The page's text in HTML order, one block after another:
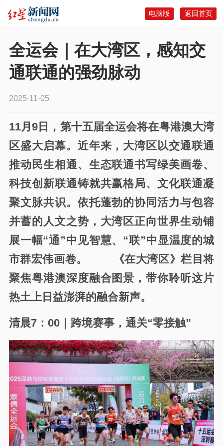
返回首页
电脑版
全运会｜在大湾区，感知交
通联通的强劲脉动
2025-11-05
11月9日，第十五届全运会将在粤港澳大湾
区盛大启幕。近年来，大湾区以交通联通
推动民生相通、生态联通书写绿美画卷、
科技创新联通铸就共赢格局、文化联通凝
聚文脉共识。依托蓬勃的协同活力与包容
并蓄的人文之势，大湾区正向世界生动铺
展一幅“通”中见智慧、“联”中显温度的城
市群宏伟画卷。
《在大湾区》栏目将
聚焦粤港澳深度融合图景，带你聆听这片
热土上日益澎湃的融合新声。
清晨7：00｜跨境赛事，通关“零接触”